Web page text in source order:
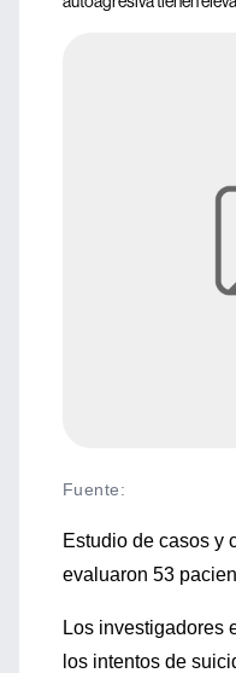
Fuente:
Estudio de casos y
evaluaron 53
Los investigadores
los intentos de